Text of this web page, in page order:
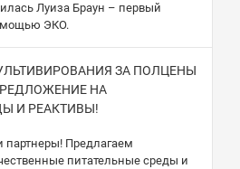
Луиза Браун – первый
ЭКО.
ЗА ПОЛЦЕНЫ
НА
И РЕАКТИВЫ!
Предлагаем
питательные среды и